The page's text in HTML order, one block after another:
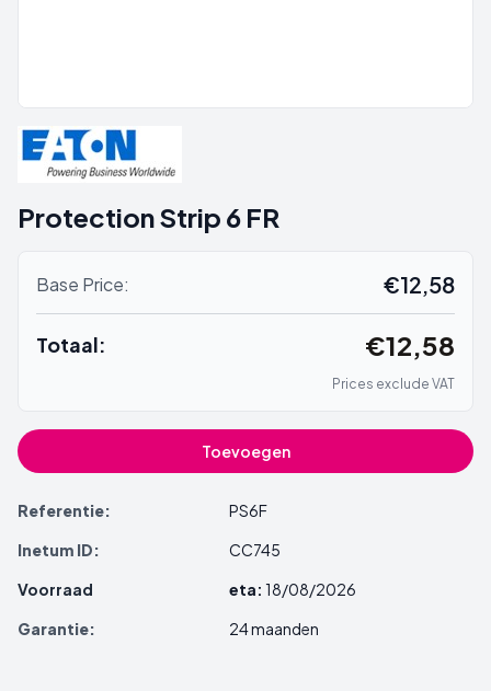
Protection Strip 6 FR
Base Price: €12,58
Totaal: €12,58
Prices exclude VAT
Toevoegen
Referentie:
PS6F
Inetum ID:
CC745
Voorraad
eta: 18/08/2026
Garantie:
24 maanden